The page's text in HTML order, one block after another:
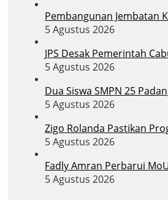
Pembangunan Jembatan
5 Agustus 2026
JPS Desak Pemerintah
5 Agustus 2026
Dua Siswa SMPN 25
5 Agustus 2026
Zigo Rolanda Pastikan
5 Agustus 2026
Fadly Amran Perbarui
5 Agustus 2026